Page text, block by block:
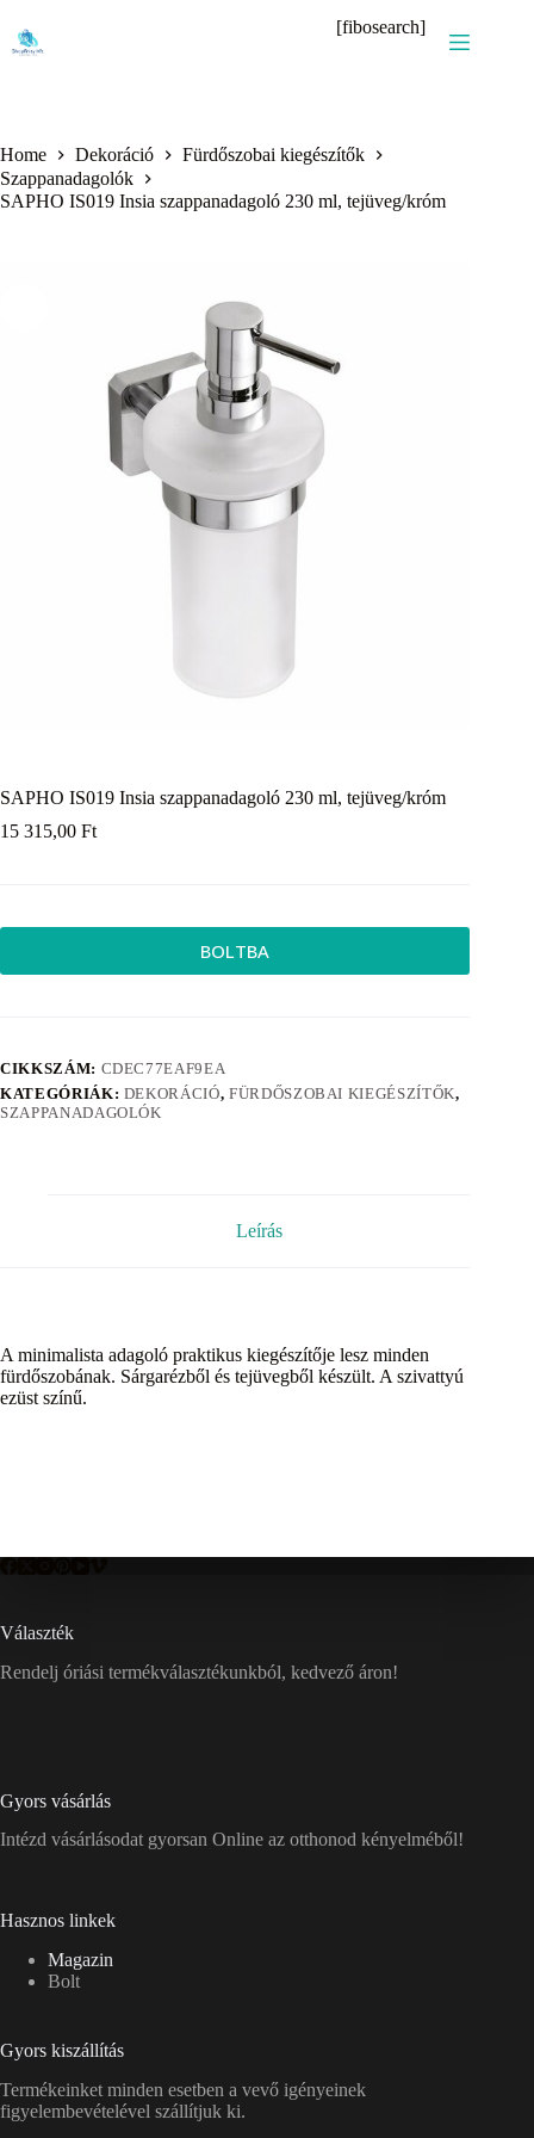
content
[fibosearch]
Home Dekoráció
Fürdőszobai kiegészítők
Szappanadagolók
SAPHO IS019 Insia szappanadagoló 230 ml, tejüveg/króm
SAPHO IS019 Insia szappanadagoló 230 ml, tejüveg/króm
15 315,00 Ft
BOLTBA
CIKKSZÁM: CDEC77EAF9EA
KATEGÓRIÁK: DEKORÁCIÓ, FÜRDŐSZOBAI KIEGÉSZÍTŐK,
SZAPPANADAGOLÓK
Leírás
A minimalista adagoló praktikus kiegészítője lesz minden
fürdőszobának. Sárgarézből és tejüvegből készült. A szivattyú
ezüst színű.
Választék
Rendelj óriási termékválasztékunkból, kedvező áron!
Gyors vásárlás
Intézd vásárlásodat gyorsan Online az otthonod kényelméből!
Hasznos linkek
Magazin
Bolt
Gyors kiszállítás
Termékeinket minden esetben a vevő igényeinek
figyelembevételével szállítjuk ki.